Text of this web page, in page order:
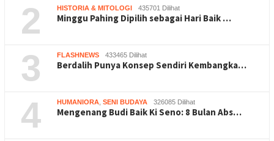
2 HISTORIA & MITOLOGI 435701 Dilihat
Minggu Pahing Dipilih sebagai Hari Baik …
3 FLASHNEWS 433465 Dilihat
Berdalih Punya Konsep Sendiri Kembangka…
4 HUMANIORA SENI BUDAYA 326085 Dilihat
Mengenang Budi Baik Ki Seno: 8 Bulan Abs…